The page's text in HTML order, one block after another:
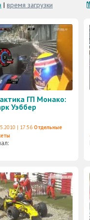
| время загрузки
ГП Монако:
Уэббер
| 17:56 Отдельные